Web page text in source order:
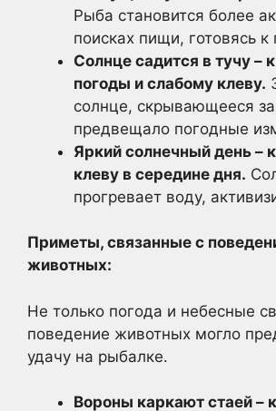
Рыба становится более
поисках пищи, готовясь
Солнце садится в тучу –
погоды и слабому клеву.
солнце, скрывающееся
предвещало погодные
Яркий солнечный день –
клеву в середине дня.
прогревает воду,
Приметы, связанные с
животных:
Не только погода и небесные
поведение животных могло
удачу на рыбалке.
Вороны каркают стаей –